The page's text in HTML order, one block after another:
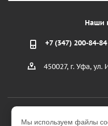
Наши
+7 (347) 200-84-84
450027, г. Уфа,
2026 © ООО
Мы используем файлы